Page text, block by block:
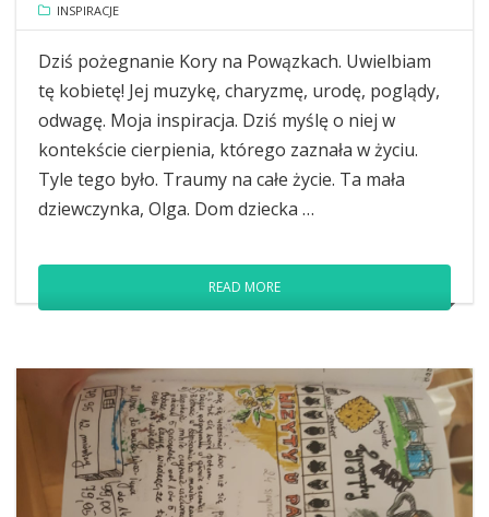
INSPIRACJE
Dziś pożegnanie Kory na Powązkach. Uwielbiam
tę kobietę! Jej muzykę, charyzmę, urodę, poglądy,
odwagę. Moja inspiracja. Dziś myślę o niej w
kontekście cierpienia, którego zaznała w życiu.
Tyle tego było. Traumy na całe życie. Ta mała
dziewczynka, Olga. Dom dziecka …
READ MORE